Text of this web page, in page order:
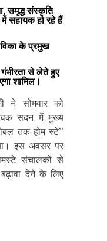
समृद्ध संस्कृति
में सहायक हो रहे हैं
के प्रमुख
से लेते हुए
शामिल।
ने सोमवार को
सदन में मुख्य
तक होम स्टे’’
इस अवसर पर
संचालकों से
देने के लिए